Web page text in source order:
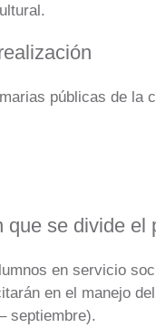
públicas de la
que se divide el
en servicio
en el manejo
septiembre).